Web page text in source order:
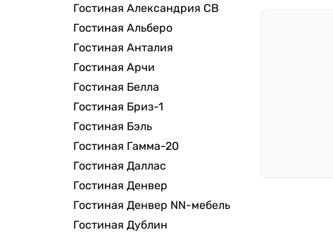
Гостиная Александрия СВ
Гостиная Альберо
Гостиная Анталия
Гостиная Арчи
Гостиная Белла
Гостиная Бриз-1
Гостиная Бэль
Гостиная Гамма-20
Гостиная Даллас
Гостиная Денвер
Гостиная Денвер NN-мебель
Гостиная Дублин